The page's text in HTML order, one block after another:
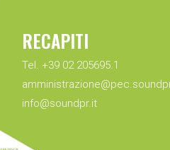
RECAPITI
Tel. +39 02 205695.1
info@soundpr.it